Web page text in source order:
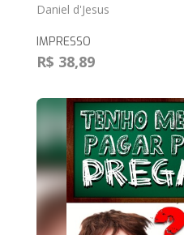
Daniel d'Jesus
IMPRESSO
R$ 38,89